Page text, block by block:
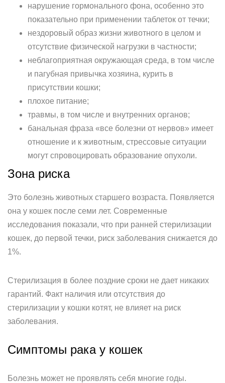
нарушение гормонального фона, особенно это
показательно при применении таблеток от течки;
нездоровый образ жизни животного в целом и
отсутствие физической нагрузки в частности;
неблагоприятная окружающая среда, в том числе
и пагубная привычка хозяина, курить в
присутствии кошки;
плохое питание;
травмы, в том числе и внутренних органов;
банальная фраза «все болезни от нервов» имеет
отношение и к животным, стрессовые ситуации
могут спровоцировать образование опухоли.
Зона риска
Это болезнь животных старшего возраста. Появляется
она у кошек после семи лет. Современные
исследования показали, что при ранней стерилизации
кошек, до первой течки, риск заболевания снижается до
1%.
Стерилизация в более поздние сроки не дает никаких
гарантий. Факт наличия или отсутствия до
стерилизации у кошки котят, не влияет на риск
заболевания.
Симптомы рака у кошек
Болезнь может не проявлять себя многие годы.